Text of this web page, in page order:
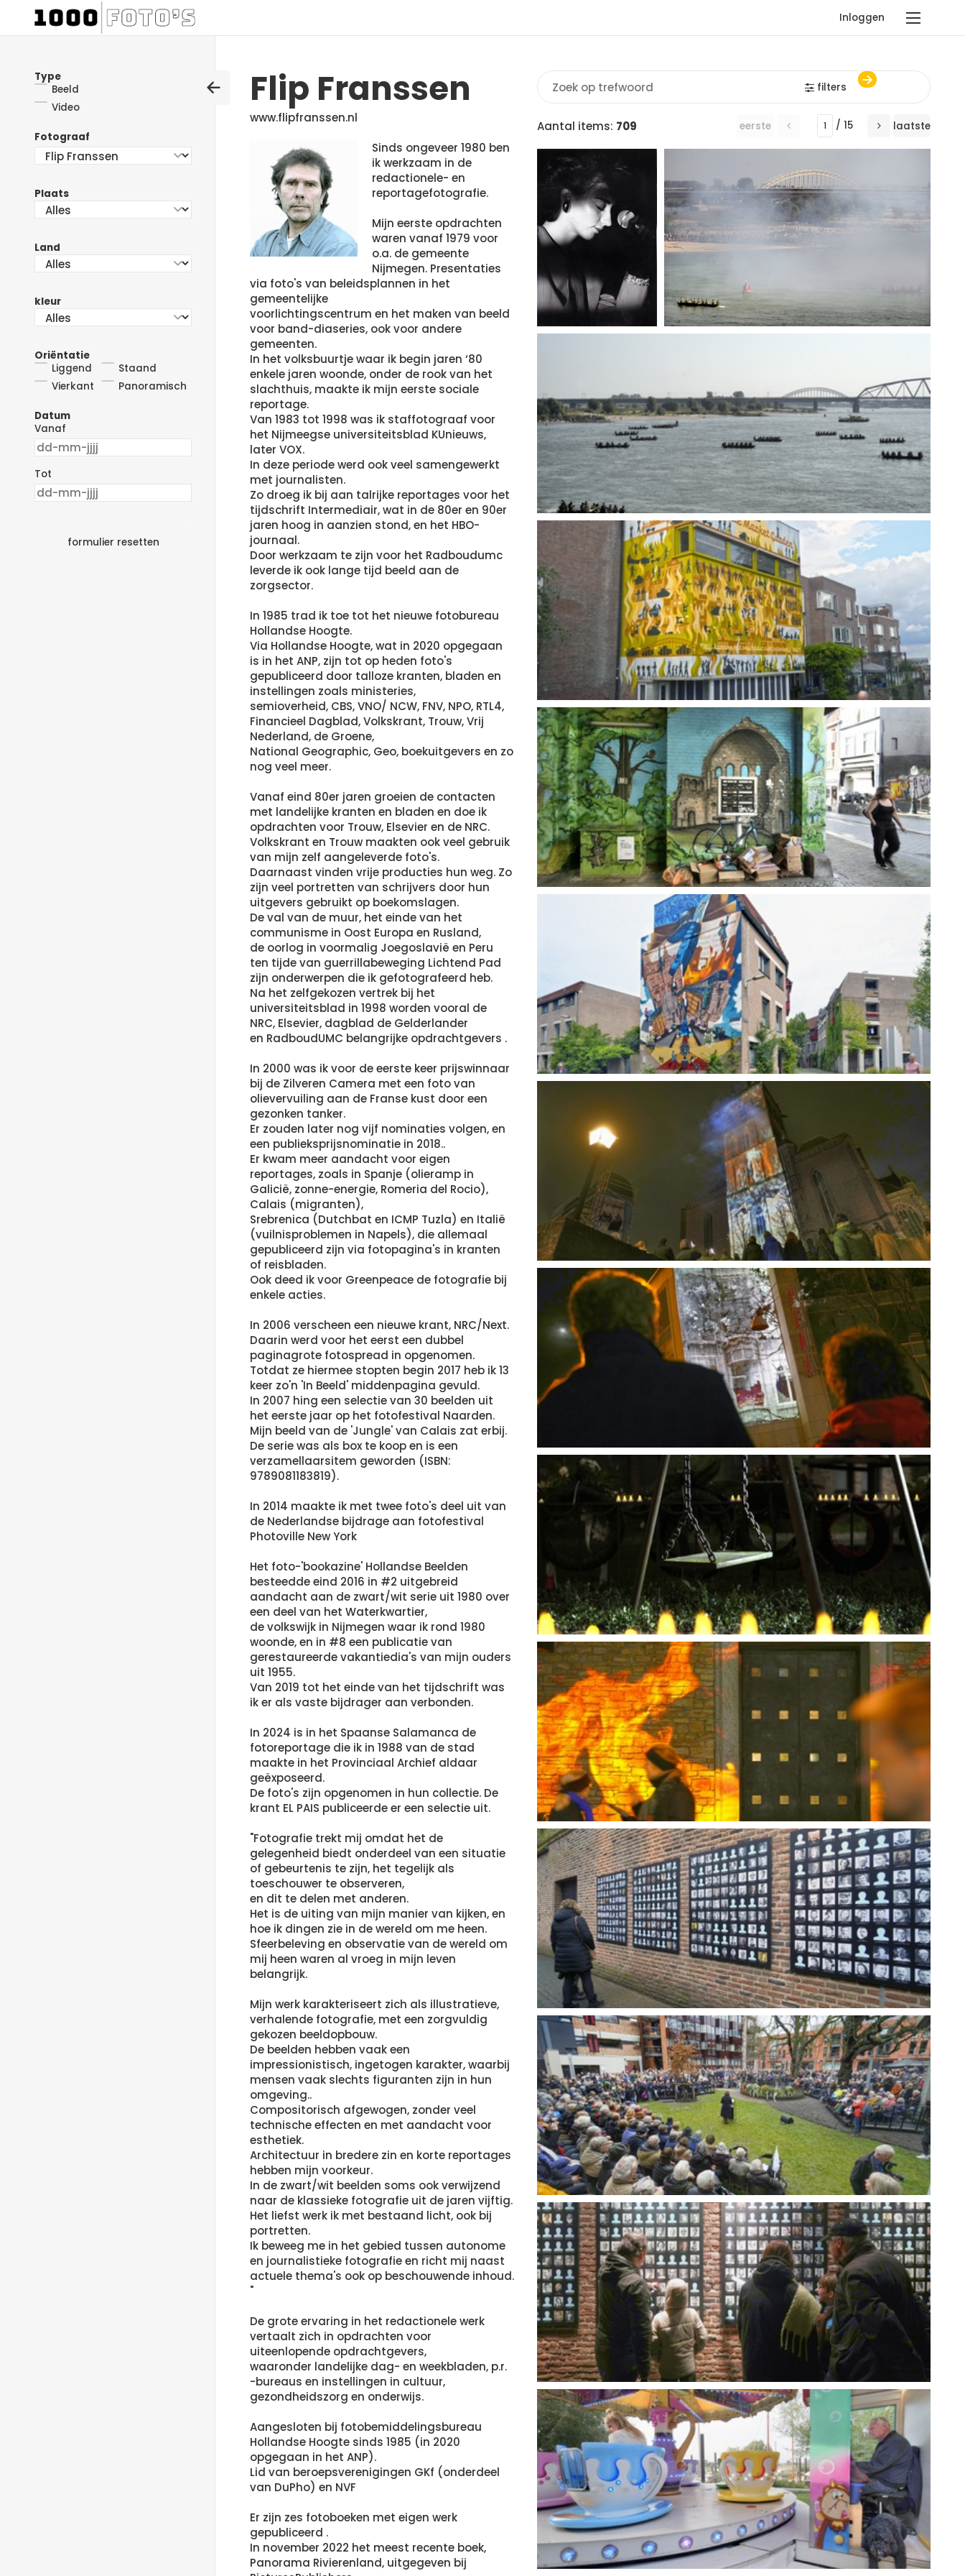
Inloggen
Type
Beeld
Video
Fotograaf
Plaats
Land
kleur
Oriëntatie
Liggend
Staand
Vierkant
Panoramisch
Datum
Vanaf
Tot
formulier resetten
Flip Franssen
www.flipfranssen.nl
Sinds ongeveer 1980 ben
ik werkzaam in de
redactionele- en
reportagefotografie.
Mijn eerste opdrachten
waren vanaf 1979 voor
o.a. de gemeente
Nijmegen. Presentaties
via foto's van beleidsplannen in het
gemeentelijke
voorlichtingscentrum en het maken van beeld
voor band-diaseries, ook voor andere
gemeenten.
In het volksbuurtje waar ik begin jaren ‘80
enkele jaren woonde, onder de rook van het
slachthuis, maakte ik mijn eerste sociale
reportage.
Van 1983 tot 1998 was ik staffotograaf voor
het Nijmeegse universiteitsblad KUnieuws,
later VOX.
In deze periode werd ook veel samengewerkt
met journalisten.
Zo droeg ik bij aan talrijke reportages voor het
tijdschrift Intermediair, wat in de 80er en 90er
jaren hoog in aanzien stond, en het HBO-
journaal.
Door werkzaam te zijn voor het Radboudumc
leverde ik ook lange tijd beeld aan de
zorgsector.
In 1985 trad ik toe tot het nieuwe fotobureau
Hollandse Hoogte.
Via Hollandse Hoogte, wat in 2020 opgegaan
is in het ANP, zijn tot op heden foto's
gepubliceerd door talloze kranten, bladen en
instellingen zoals ministeries,
semioverheid, CBS, VNO/ NCW, FNV, NPO, RTL4,
Financieel Dagblad, Volkskrant, Trouw, Vrij
Nederland, de Groene,
National Geographic, Geo, boekuitgevers en zo
nog veel meer.
Vanaf eind 80er jaren groeien de contacten
met landelijke kranten en bladen en doe ik
opdrachten voor Trouw, Elsevier en de NRC.
Volkskrant en Trouw maakten ook veel gebruik
van mijn zelf aangeleverde foto's.
Daarnaast vinden vrije producties hun weg. Zo
zijn veel portretten van schrijvers door hun
uitgevers gebruikt op boekomslagen.
De val van de muur, het einde van het
communisme in Oost Europa en Rusland,
de oorlog in voormalig Joegoslavië en Peru
ten tijde van guerrillabeweging Lichtend Pad
zijn onderwerpen die ik gefotografeerd heb.
Na het zelfgekozen vertrek bij het
universiteitsblad in 1998 worden vooral de
NRC, Elsevier, dagblad de Gelderlander
en RadboudUMC belangrijke opdrachtgevers .
In 2000 was ik voor de eerste keer prijswinnaar
bij de Zilveren Camera met een foto van
olievervuiling aan de Franse kust door een
gezonken tanker.
Er zouden later nog vijf nominaties volgen, en
een publieksprijsnominatie in 2018..
Er kwam meer aandacht voor eigen
reportages, zoals in Spanje (olieramp in
Galicië, zonne-energie, Romeria del Rocio),
Calais (migranten),
Srebrenica (Dutchbat en ICMP Tuzla) en Italië
(vuilnisproblemen in Napels), die allemaal
gepubliceerd zijn via fotopagina's in kranten
of reisbladen.
Ook deed ik voor Greenpeace de fotografie bij
enkele acties.
In 2006 verscheen een nieuwe krant, NRC/Next.
Daarin werd voor het eerst een dubbel
paginagrote fotospread in opgenomen.
Totdat ze hiermee stopten begin 2017 heb ik 13
keer zo'n 'In Beeld' middenpagina gevuld.
In 2007 hing een selectie van 30 beelden uit
het eerste jaar op het fotofestival Naarden.
Mijn beeld van de 'Jungle' van Calais zat erbij.
De serie was als box te koop en is een
verzamellaarsitem geworden (ISBN:
9789081183819).
In 2014 maakte ik met twee foto's deel uit van
de Nederlandse bijdrage aan fotofestival
Photoville New York
Het foto-'bookazine' Hollandse Beelden
besteedde eind 2016 in #2 uitgebreid
aandacht aan de zwart/wit serie uit 1980 over
een deel van het Waterkwartier,
de volkswijk in Nijmegen waar ik rond 1980
woonde, en in #8 een publicatie van
gerestaureerde vakantiedia's van mijn ouders
uit 1955.
Van 2019 tot het einde van het tijdschrift was
ik er als vaste bijdrager aan verbonden.
In 2024 is in het Spaanse Salamanca de
fotoreportage die ik in 1988 van de stad
maakte in het Provinciaal Archief aldaar
geëxposeerd.
De foto's zijn opgenomen in hun collectie. De
krant EL PAIS publiceerde er een selectie uit.
"Fotografie trekt mij omdat het de
gelegenheid biedt onderdeel van een situatie
of gebeurtenis te zijn, het tegelijk als
toeschouwer te observeren,
en dit te delen met anderen.
Het is de uiting van mijn manier van kijken, en
hoe ik dingen zie in de wereld om me heen.
Sfeerbeleving en observatie van de wereld om
mij heen waren al vroeg in mijn leven
belangrijk.
Mijn werk karakteriseert zich als illustratieve,
verhalende fotografie, met een zorgvuldig
gekozen beeldopbouw.
De beelden hebben vaak een
impressionistisch, ingetogen karakter, waarbij
mensen vaak slechts figuranten zijn in hun
omgeving..
Compositorisch afgewogen, zonder veel
technische effecten en met aandacht voor
esthetiek.
Architectuur in bredere zin en korte reportages
hebben mijn voorkeur.
In de zwart/wit beelden soms ook verwijzend
naar de klassieke fotografie uit de jaren vijftig.
Het liefst werk ik met bestaand licht, ook bij
portretten.
Ik beweeg me in het gebied tussen autonome
en journalistieke fotografie en richt mij naast
actuele thema's ook op beschouwende inhoud.
"
De grote ervaring in het redactionele werk
vertaalt zich in opdrachten voor
uiteenlopende opdrachtgevers,
waaronder landelijke dag- en weekbladen, p.r.
-bureaus en instellingen in cultuur,
gezondheidszorg en onderwijs.
Aangesloten bij fotobemiddelingsbureau
Hollandse Hoogte sinds 1985 (in 2020
opgegaan in het ANP).
Lid van beroepsverenigingen GKf (onderdeel
van DuPho) en NVF
Er zijn zes fotoboeken met eigen werk
gepubliceerd .
In november 2022 het meest recente boek,
Panorama Rivierenland, uitgegeven bij
filters
Aantal items: 709 eerste / 15 laatste